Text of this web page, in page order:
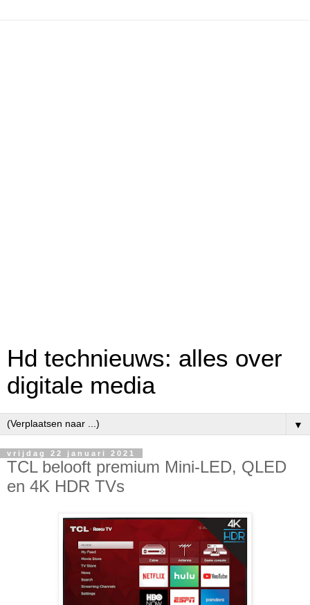
Hd technieuws: alles over
digitale media
▼
vrijdag 22 januari 2021
TCL belooft premium Mini-LED, QLED
en 4K HDR TVs